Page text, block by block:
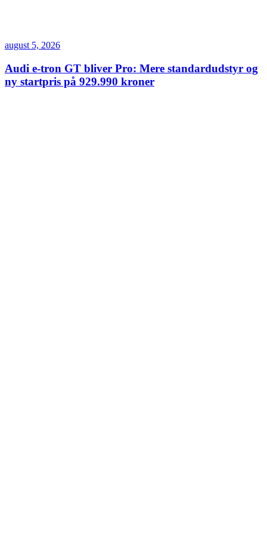
august 5, 2026
Audi e-tron GT bliver Pro: Mere standardudstyr og
ny startpris på 929.990 kroner